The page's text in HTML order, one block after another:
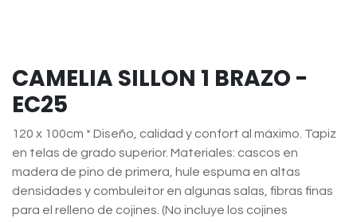
CAMELIA SILLON 1 BRAZO -
EC25
120 x 100cm * Diseño, calidad y confort al máximo. Tapiz
en telas de grado superior. Materiales: cascos en
madera de pino de primera, hule espuma en altas
densidades y combuleitor en algunas salas, fibras finas
para el relleno de cojines. (No incluye los cojines